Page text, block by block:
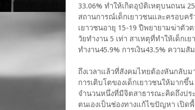
33.06% ทำให้เกิดอุบัติเหตุบนถนน
สถานการณ์เด็กเยาวชนและครอบค
เยาวชนอายุ 15-19 ปีพยายามฆ่าตัว
วัยทำงาน 5 เท่า สาเหตุที่ทำให้เด็ก
ทำงาน45.9% การเงิน43.5% ความ
ถึงเวลาแล้วที่สังคมไทยต้องหันกลับ
การเติบโตของเด็กเยาวชนให้มาก
จำนวนหนึ่งที่มีจิตสาธารณะคิดถึงป
ตนเองเป็นช่องทางแก้ไขปัญหา เปิด